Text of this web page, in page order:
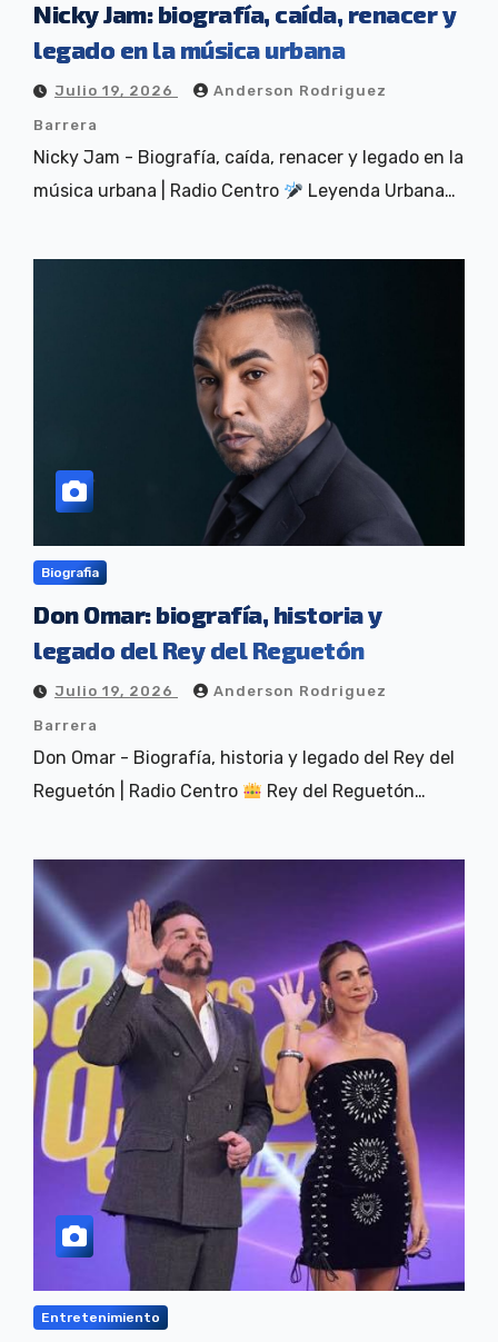
Nicky Jam: biografía, caída, renacer y
legado en la música urbana
Julio 19, 2026 Anderson Rodriguez
Barrera
Nicky Jam - Biografía, caída, renacer y legado en la
música urbana | Radio Centro
Leyenda Urbana…
Biografia
Don Omar: biografía, historia y
legado del Rey del Reguetón
Julio 19, 2026 Anderson Rodriguez
Barrera
Don Omar - Biografía, historia y legado del Rey del
Reguetón | Radio Centro
Rey del Reguetón…
Entretenimiento